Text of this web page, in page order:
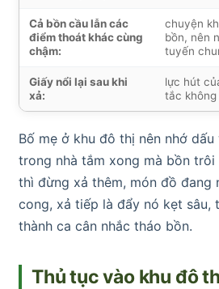
Cả bồn cầu lẫn các
điểm thoát khác cùng
chậm:
chuyện
bồn, nên
tuyến
Giấy nổi lại sau khi
xả:
lực hút
tắc không
Bố mẹ ở khu đô thị nên nhớ
trong nhà tắm xong mà bồn
thì đừng xả thêm, món đồ đang
cong, xả tiếp là đẩy nó kẹt sâu,
thành ca cân nhắc tháo bồn.
Thủ tục vào khu đô